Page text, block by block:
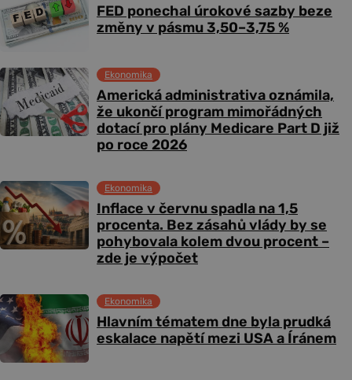
FED ponechal úrokové sazby beze
změny v pásmu 3,50–3,75 %
Americká administrativa oznámila,
že ukončí program mimořádných
dotací pro plány Medicare Part D již
po roce 2026
Ekonomika
Inflace v červnu spadla na 1,5
procenta. Bez zásahů vlády by se
pohybovala kolem dvou procent –
zde je výpočet
Ekonomika
Hlavním tématem dne byla prudká
eskalace napětí mezi USA a Íránem
Ekonomika